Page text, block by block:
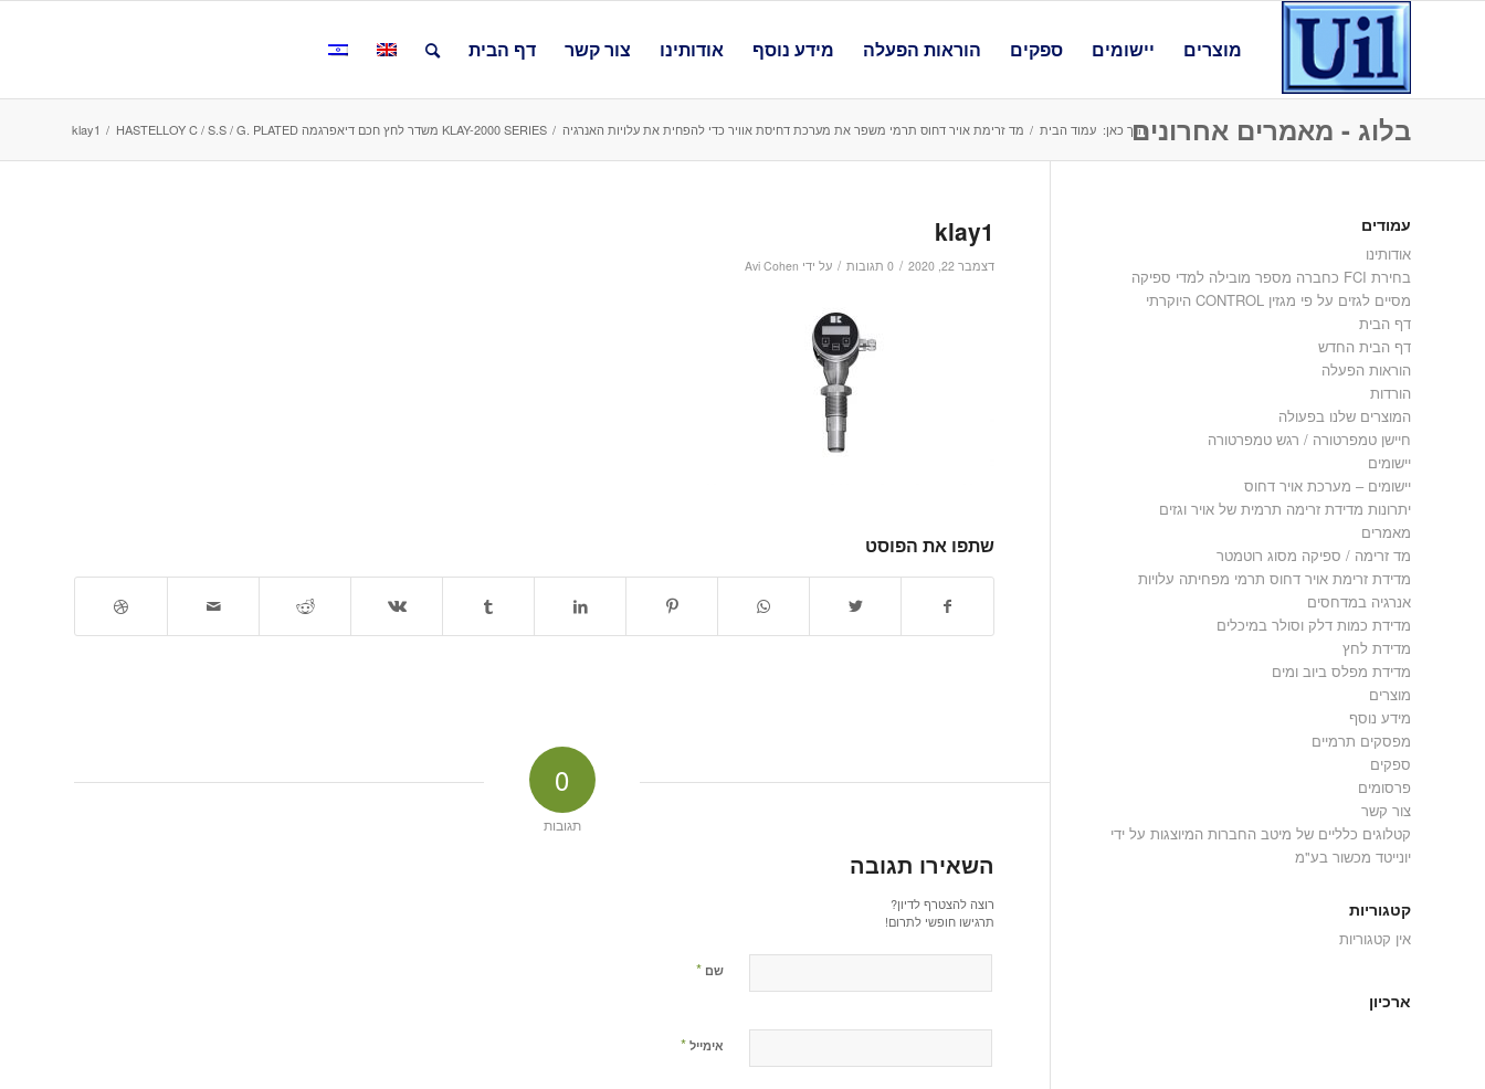
מוצרים יישומים ספקים הוראות הפעלה מידע נוסף אודותינו צור קשר דף הבית
בלוג - מאמרים אחרוניםהנך כאן: עמוד הבית / מד זרימת אויר דחוס תרמי משפר את מערכת דחיסת אוויר כדי להפחית את עלויות האנרגיה / KLAY-2000 SERIES משדר לחץ חכם דיאפרגמה HASTELLOY C / S.S / G. PLATED /
klay1
klay1
דצמבר 22, 2020 / 0 תגובות / על ידי Avi Cohen
שתפו את הפוסט
0
תגובות
השאירו תגובה
רוצה להצטרף לדיון?
תרגישו חופשי לתרום!
שם *
אימייל *
עמודים
אודותינו
בחירת FCI כחברה מספר מובילה למדי ספיקה
מסיים לגזים על פי מגזין CONTROL היוקרתי
דף הבית
דף הבית החדש
הוראות הפעלה
הורדות
המוצרים שלנו בפעולה
חיישן טמפרטורה / רגש טמפרטורה
יישומים
יישומים – מערכת אויר דחוס
יתרונות מדידת זרימה תרמית של אויר וגזים
מאמרים
מד זרימה / ספיקה מסוג רוטמטר
מדידת זרימת אויר דחוס תרמי מפחיתה עלויות
אנרגיה במדחסים
מדידת כמות דלק וסולר במיכלים
מדידת לחץ
מדידת מפלס ביוב ומים
מוצרים
מידע נוסף
מפסקים תרמיים
ספקים
פרסומים
צור קשר
קטלוגים כלליים של מיטב החברות המיוצגות על ידי
יונייטד מכשור בע"מ
קטגוריות
אין קטגוריות
ארכיון